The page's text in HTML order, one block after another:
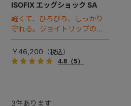
ISOFIX エッグショック SA
軽くて、ひろびろ、しっかり
守れる。ジョイトリップの
ISOFIX対応モデル。
￥46,200
4.8（5）
3件あります